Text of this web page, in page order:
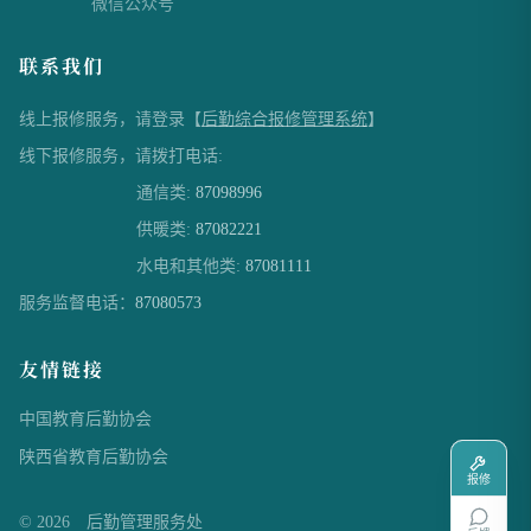
报修
联系我们
线上报修服务，请登录【后勤综合报修管理系统】
线下报修服务，请拨打电话:
通信类:87098996
供暖类:87082221
水电和其他类:87081111
服务监督电话： 87080573
友情链接
中国教育后勤协会
陕西省教育后勤协会
© 2026 后勤管理服务处